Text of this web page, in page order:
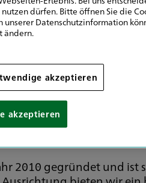
2010 gegründet und ist
dürfen. Bitte öffnen Sie die
Datenschutzinformation
ändern.
akzeptieren
akzeptieren